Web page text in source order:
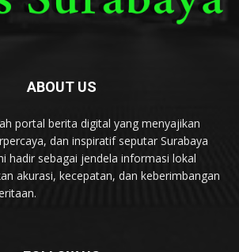
ABOUT US
portal berita digital yang menyajikan
dan inspiratif seputar Surabaya
hadir sebagai jendela informasi lokal
akurasi, kecepatan, dan keberimbangan